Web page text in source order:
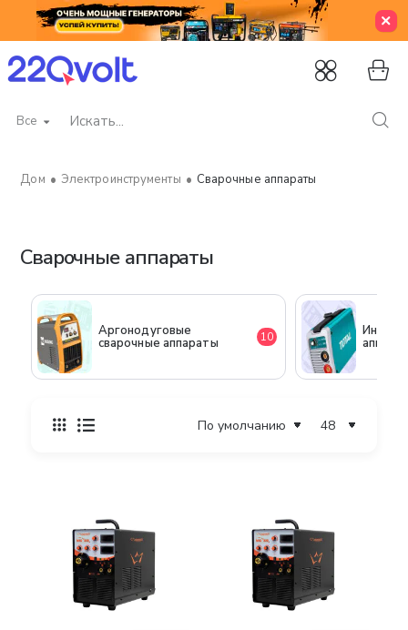
Все
Искать...
Сварочные аппараты
Электроинструменты Сварочные аппараты
Аргонодуговые
сварочные аппараты 10